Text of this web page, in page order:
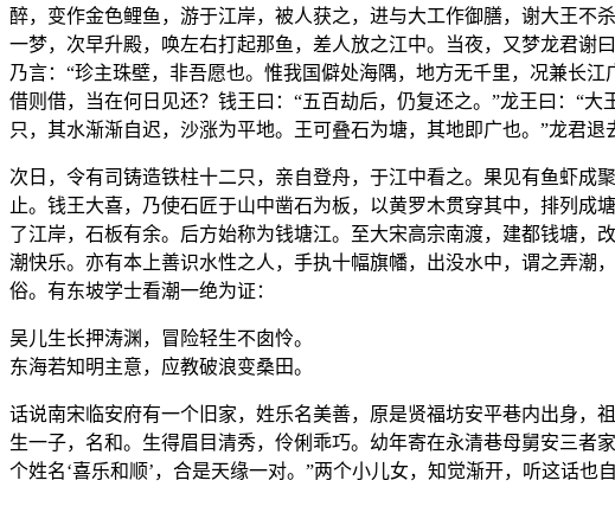
醉，变作金色鲤鱼，游于江岸，被人获之，进与大工作御膳，谢大王不
一梦，次早升殿，唤左右打起那鱼，差人放之江中。当夜，又梦龙君谢
乃言：“珍主珠壁，非吾愿也。惟我国僻处海隅，地方无千里，况兼长
借则借，当在何日见还？钱王曰：“五百劫后，仍复还之。”龙王曰：“
只，其水渐渐自迟，沙涨为平地。王可叠石为塘，其地即广也。”龙君退
次日，令有司铸造铁柱十二只，亲自登舟，于江中看之。果见有鱼虾
止。钱王大喜，乃使石匠于山中凿石为板，以黄罗木贯穿其中，排列成
了江岸，石板有余。后方始称为钱塘江。至大宋高宗南渡，建都钱塘
潮快乐。亦有本上善识水性之人，手执十幅旗幡，出没水中，谓之弄潮
俗。有东坡学士看潮一绝为证：
吴儿生长押涛渊，冒险轻生不囱怜。
东海若知明主意，应教破浪变桑田。
话说南宋临安府有一个旧家，姓乐名美善，原是贤福坊安平巷内出身，
生一子，名和。生得眉目清秀，伶俐乖巧。幼年寄在永清巷母舅安三者
个姓名‘喜乐和顺’，合是天缘一对。”两个小儿女，知觉渐开，听这话